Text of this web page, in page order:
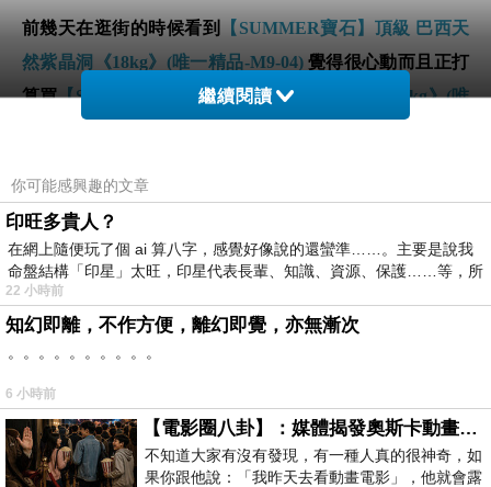
前幾天在逛街的時候看到
【SUMMER寶石】頂級 巴西天
然紫晶洞《18kg》(唯一精品-M9-04)覺得很心動而且正打
算買【SUMMER寶石】頂級 巴西天然紫晶洞《18kg》(唯
但是我想【SUMMER寶石】頂級 巴西天然紫晶洞
《18kg》(唯一精品-M9-04)
【SUMMER寶石】頂級 巴西天然紫晶洞《18kg》(唯一精
品-M9-04)
開門也不用看店員臉色
繼續閱讀
你可能感興趣的文章
印旺多貴人？
在網上隨便玩了個 ai 算八字，感覺好像說的還蠻準……。主要是說我
命盤結構「印星」太旺，印星代表長輩、知識、資源、保護……等，所
22 小時前
知幻即離，不作方便，離幻即覺，亦無漸次
。。。。。。。。。。
6 小時前
【電影圈八卦】：媒體揭發奧斯卡動畫項目投票醜聞！好萊塢為什麼看不起動畫電影？
不知道大家有沒有發現，有一種人真的很神奇，如
果你跟他說：「我昨天去看動畫電影」，他就會露